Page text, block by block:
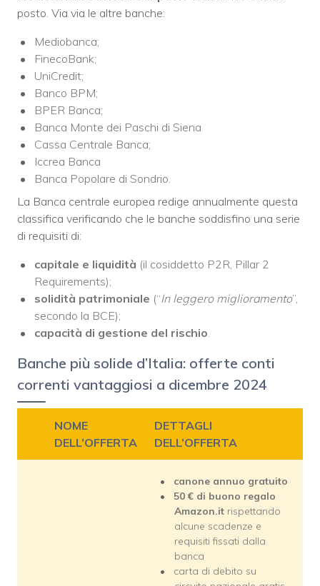
posto. Via via le altre banche:
Mediobanca;
FinecoBank;
UniCredit;
Banco BPM;
BPER Banca;
Banca Monte dei Paschi di Siena
Cassa Centrale Banca;
Iccrea Banca
Banca Popolare di Sondrio.
La Banca centrale europea redige annualmente questa
classifica verificando che le banche soddisfino una serie
di requisiti di:
capitale e liquidità (il cosiddetto P2R, Pillar 2
Requirements);
solidità patrimoniale (“In leggero miglioramento”,
secondo la BCE);
capacità di gestione del rischio.
Banche più solide d’Italia: offerte conti
correnti vantaggiosi a dicembre 2024
NOME
DELL’OFFERTA
DETTAGLI
DELL’OFFERTA
canone annuo gratuito
50 € di buono regalo
Amazon.it rispettando
alcune scadenze e
requisiti fissati dalla
banca
carta di debito su